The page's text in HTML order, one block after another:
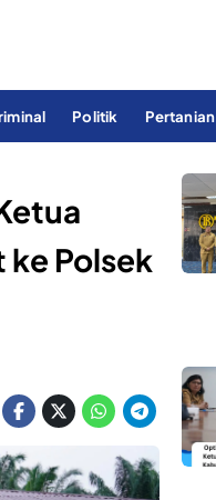
Politik Pertanian
ke Polsek